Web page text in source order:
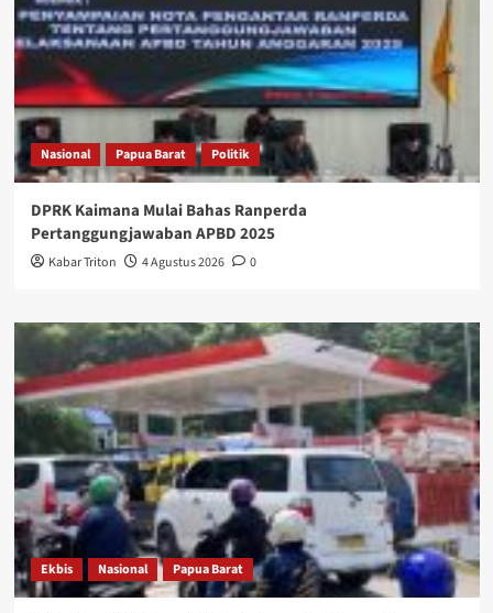
Nasional Papua Barat Politik
DPRK Kaimana Mulai Bahas Ranperda
Pertanggungjawaban APBD 2025
Kabar Triton 4 Agustus 2026 0
Ekbis Nasional Papua Barat